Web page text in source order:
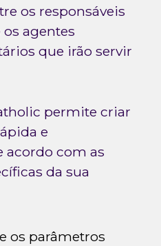
os responsáveis
agentes
que irão servir
permite criar
e
acordo com as
da sua
os parâmetros